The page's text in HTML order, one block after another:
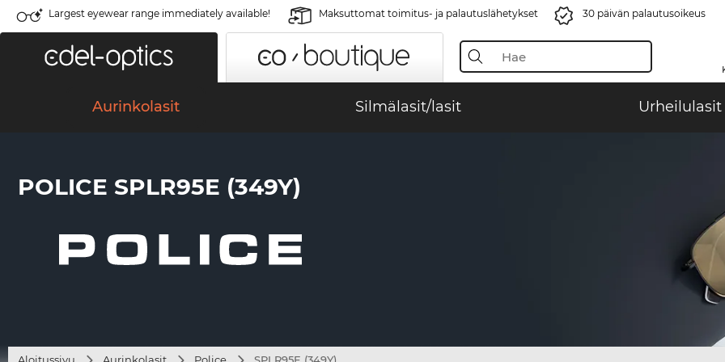
Largest eyewear range immediately available! Maksuttomat toimitus- ja palautuslähetykset 30 päivän palautusoikeus
Aurinkolasit Silmälasit/lasit Urheilulasit
POLICE SPLR95E (349Y)